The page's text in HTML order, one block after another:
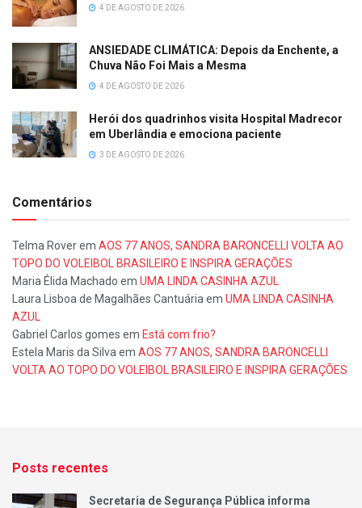
4 DE AGOSTO DE 2026
ANSIEDADE CLIMÁTICA: Depois da Enchente, a
Chuva Não Foi Mais a Mesma
4 DE AGOSTO DE 2026
Herói dos quadrinhos visita Hospital Madrecor
em Uberlândia e emociona paciente
3 DE AGOSTO DE 2026
Comentários
Telma Roverem AOS 77 ANOS, SANDRA BARONCELLI VOLTA AO
TOPO DO VOLEIBOL BRASILEIRO E INSPIRA GERAÇÕES
Maria Élida Machado em UMA LINDA CASINHA AZUL
Laura Lisboa de Magalhães Cantuária em UMA LINDA CASINHA
AZUL
Gabriel Carlos gomes em Está com frio?
Estela Maris da Silva em AOS 77 ANOS, SANDRA BARONCELLI
VOLTA AO TOPO DO VOLEIBOL BRASILEIRO E INSPIRA GERAÇÕES
Posts recentes
Secretaria de Segurança Pública informa